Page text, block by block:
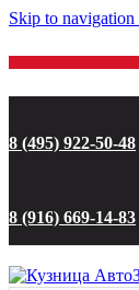
Skip to navigation
8 (495) 922-50-48
8 (916) 669-14-83